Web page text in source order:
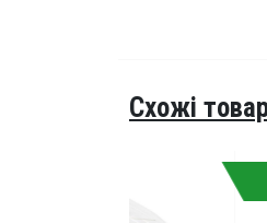
Схожі
НОВИНКА